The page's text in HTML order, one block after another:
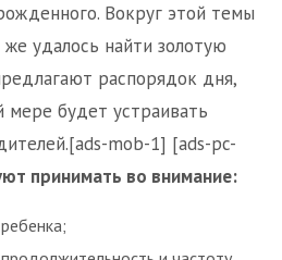
Вокруг этой темы
удалось найти золотую
распорядок дня,
будет устраивать
mob-1] [ads-pc-
принимать во внимание: